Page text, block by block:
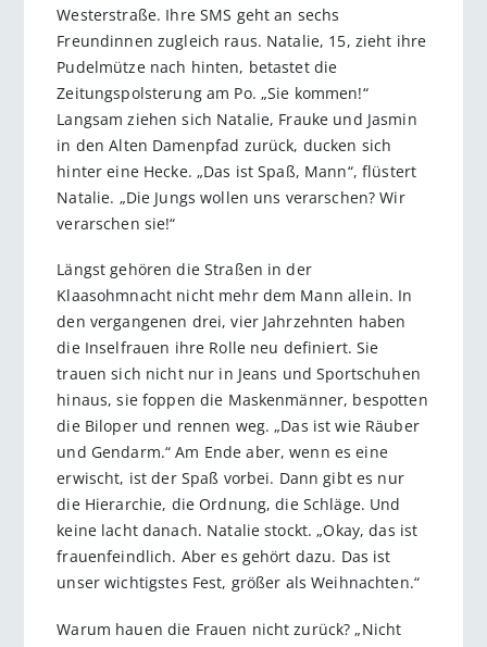
Westerstraße. Ihre SMS geht an sechs
Freundinnen zugleich raus. Natalie, 15, zieht ihre
Pudelmütze nach hinten, betastet die
Zeitungspolsterung am Po. „Sie kommen!“
Langsam ziehen sich Natalie, Frauke und Jasmin
in den Alten Damenpfad zurück, ducken sich
hinter eine Hecke. „Das ist Spaß, Mann“, flüstert
Natalie. „Die Jungs wollen uns verarschen? Wir
verarschen sie!“
Längst gehören die Straßen in der
Klaasohmnacht nicht mehr dem Mann allein. In
den vergangenen drei, vier Jahrzehnten haben
die Inselfrauen ihre Rolle neu definiert. Sie
trauen sich nicht nur in Jeans und Sportschuhen
hinaus, sie foppen die Maskenmänner, bespotten
die Biloper und rennen weg. „Das ist wie Räuber
und Gendarm.“ Am Ende aber, wenn es eine
erwischt, ist der Spaß vorbei. Dann gibt es nur
die Hierarchie, die Ordnung, die Schläge. Und
keine lacht danach. Natalie stockt. „Okay, das ist
frauenfeindlich. Aber es gehört dazu. Das ist
unser wichtigstes Fest, größer als Weihnachten.“
Warum hauen die Frauen nicht zurück? „Nicht